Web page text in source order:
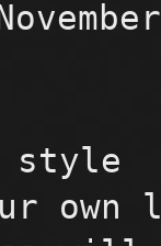
style
own